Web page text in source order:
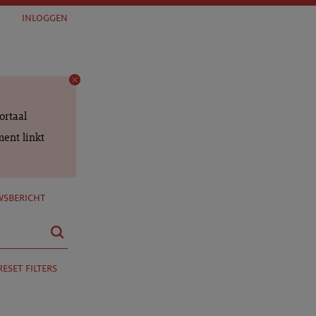
inloggen
linkt
filters